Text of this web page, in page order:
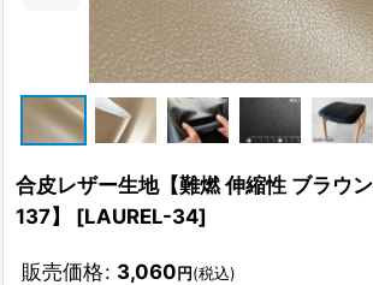
合皮レザー生地【難燃 伸縮性 ブラウ
137】
[LAUREL-34]
販売価格: 3,060円(税込)